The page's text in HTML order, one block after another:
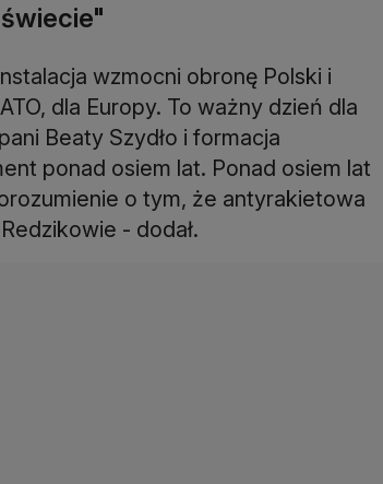
wzmocni obronę Polski i
dla Europy. To ważny dzień dla
Beaty Szydło i formacja
ponad osiem lat. Ponad osiem lat
o tym, że antyrakietowa
- dodał.